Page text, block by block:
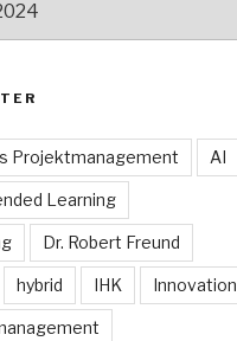
Projektmanagement AI
Learning
Dr. Robert Freund
hybrid IHK Innovation